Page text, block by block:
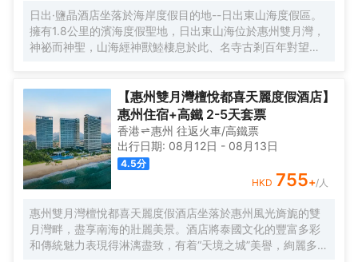
無邊際泳池、室內外温泉泡池、大型多功能廳、智能會議
室、特色中西餐廳、親子樂園、KTV、棋牌室等綜合遊樂配
套設施。酒店根植於本土文化，營造着“原生、低奢、悅然”的
獨特時空體驗和愉悅生活方式,讓客人盡享度假新概念。
日出·鹽晶酒店坐落於海岸度假目的地--日出東山海度假區。
擁有1.8公里的濱海度假聖地，日出東山海位於惠州雙月灣，
神祕而神聖，山海經神獸鯥棲息於此、名寺古剎百年對望、
感，並在日出·鹽晶酒店的室內空間中加以演繹。人間百味，
因鹽聚人。鹽的析出、結晶、聚合，以鹽為緣，貫徹始終。
由“鹽晶”引申出來的不規則圖形，地面、燈飾、鏡子和室內各
種裝飾圖形等，均別具匠心。白色多面體的“鹽”狀吊燈，牆壁
設計成高空俯瞰平鋪鹽田狀，隨處可見的鹽晶狀物件，窗外
藍色的大海，柔和的灰褐土地色澤等，交織在由木石材料構
成的空間中。 房間面積42㎡起，擁有獨立陽台，每間房均可
欣賞優美的海景、度假區全景，為滿足住店客人不同需求，
設有多種住宿房型，如正海景客房、全海景套房、童趣雙卧
套房、親子海景雙床套房等，房間設施一應俱全，創造性的
把舒適的住宿空間和自然海岸的外部環境融為一體。 酒店集
【惠州雙月灣檀悅都喜天麗度假酒店】
惠州住宿+高鐵 2-5天套票
香港 惠州 往返火車/高鐵票
出行日期: 08月12日 - 08月13日
4.5分
HKD 755+/人
惠州雙月灣檀悅都喜天麗度假酒店坐落於惠州風光旖旎的雙
月灣畔，盡享南海的壯麗美景。酒店將泰國文化的豐富多彩
和傳統魅力表現得淋漓盡致，有着“天境之城”美譽，絢麗多彩